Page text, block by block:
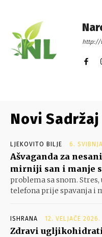
http://
Novi Sadržaj
LJEKOVITO BILJE 6.
Ašvaganda za
mirniji san i manje
problema sa snom.
telefona prije spavanja i
ISHRANA 12. VELJAČE 2026.
Zdravi